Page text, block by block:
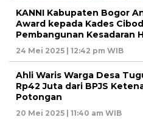
KANNI Kabupaten Bogor
Award kepada Kades
Pembangunan Kesadaran
24 Mei 2025 | 12:42 pm WIB
Ahli Waris Warga Desa
Rp42 Juta dari BPJS
Potongan
20 Mei 2025 | 11:40 am WIB